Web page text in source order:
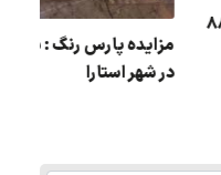
در شهر استارا